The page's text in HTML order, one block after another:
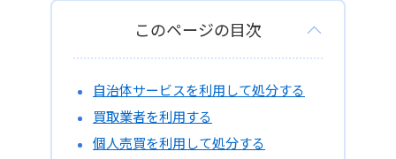
このページの目次
自治体サービスを利用して処分する
買取業者を利用する
個人売買を利用して処分する